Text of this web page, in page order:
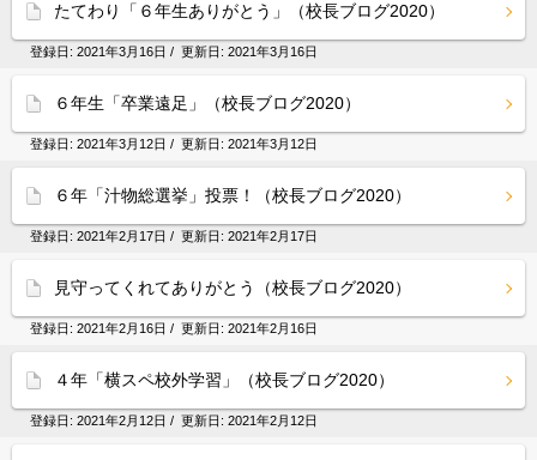
たてわり「６年生ありがとう」（校長ブログ2020）
登録日: 2021年3月16日 / 更新日: 2021年3月16日
６年生「卒業遠足」（校長ブログ2020）
登録日: 2021年3月12日 / 更新日: 2021年3月12日
６年「汁物総選挙」投票！（校長ブログ2020）
登録日: 2021年2月17日 / 更新日: 2021年2月17日
見守ってくれてありがとう（校長ブログ2020）
登録日: 2021年2月16日 / 更新日: 2021年2月16日
４年「横スペ校外学習」（校長ブログ2020）
登録日: 2021年2月12日 / 更新日: 2021年2月12日